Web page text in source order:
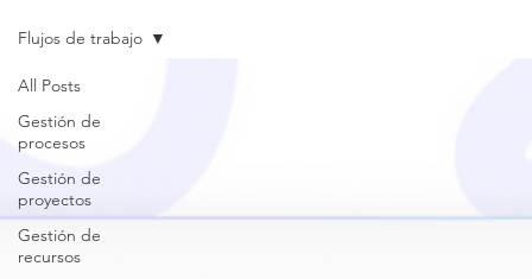
All Posts
Gestión de
procesos
Gestión de
proyectos
Gestión de
recursos
Flujos de trabajo